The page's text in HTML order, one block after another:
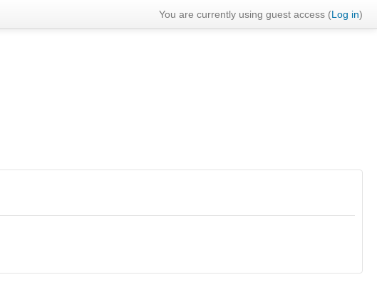
You are currently using guest access (Log in)